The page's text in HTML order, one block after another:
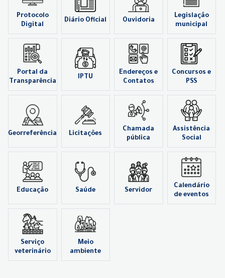
Protocolo
Digital
Diário Oficial Ouvidoria
Legislação
municipal
Portal da
Transparência
IPTU
Endereços e
Contatos
Concursos e
PSS
Georreferência Licitações
Chamada
pública
Assistência
Social
Educação Saúde Servidor
Calendário
de eventos
Serviço
veterinário
Meio
ambiente